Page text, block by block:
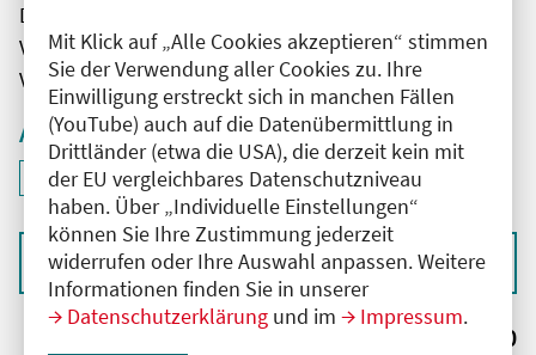
Mit Klick auf „Alle Cookies akzeptieren“ stimmen
Sie der Verwendung aller Cookies zu. Ihre
Einwilligung erstreckt sich in manchen Fällen
(YouTube) auch auf die Datenübermittlung in
Drittländer (etwa die USA), die derzeit kein mit
der EU vergleichbares Datenschutzniveau
haben. Über „Individuelle Einstellungen“
können Sie Ihre Zustimmung jederzeit
widerrufen oder Ihre Auswahl anpassen. Weitere
Informationen finden Sie in unserer
Datenschutzerklärung und im Impressum.
Die Ärztekammer Berlin übernimmt keine
Verantwortung für den Inhalt, die Haftung obliegt dem
Veranstalter.
Aktive Filter
Filter
ID: ANT-2503529
deaktivieren und Suchergebnisse neu laden
Sortieren nach
Ergebnisse: 0